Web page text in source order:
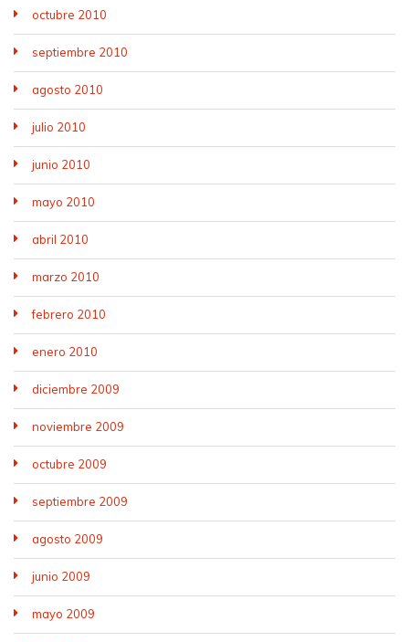
octubre 2010
septiembre 2010
agosto 2010
julio 2010
junio 2010
mayo 2010
abril 2010
marzo 2010
febrero 2010
enero 2010
diciembre 2009
noviembre 2009
octubre 2009
septiembre 2009
agosto 2009
junio 2009
mayo 2009